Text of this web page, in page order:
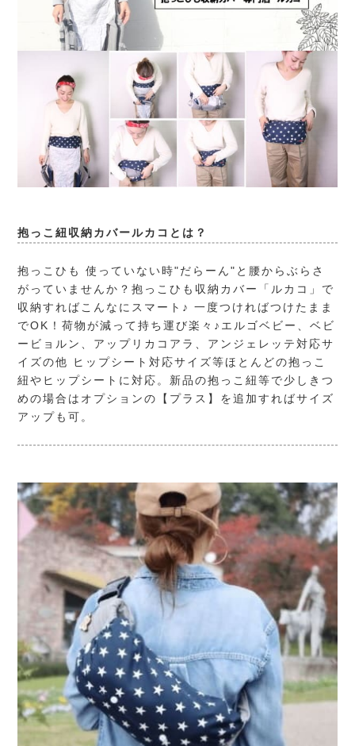
抱っこ紐収納カバールカコとは？
抱っこひも 使っていない時"だらーん"と腰からぶらさ
がっていませんか？抱っこひも収納カバー「ルカコ」で
収納すればこんなにスマート♪ 一度つければつけたまま
でOK！荷物が減って持ち運び楽々♪エルゴベビー、ベビ
ービョルン、アップリカコアラ、アンジェレッテ対応サ
イズの他 ヒップシート対応サイズ等ほとんどの抱っこ
紐やヒップシートに対応。新品の抱っこ紐等で少しきつ
めの場合はオプションの【プラス】を追加すればサイズ
アップも可。